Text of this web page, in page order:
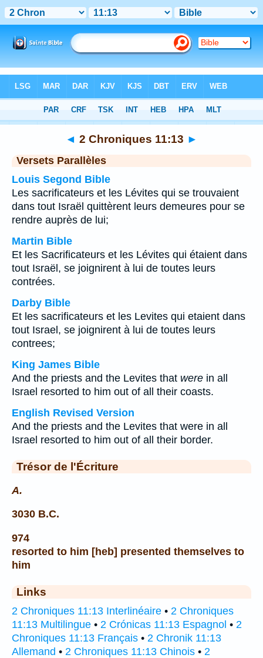
>Chapitre 11 > Verset 13
◄ 2 Chroniques 11:13 ►
Versets Parallèles
Louis Segond Bible
Les sacrificateurs et les Lévites qui se trouvaient
dans tout Israël quittèrent leurs demeures pour se
rendre auprès de lui;
Martin Bible
Et les Sacrificateurs et les Lévites qui étaient dans
tout Israël, se joignirent à lui de toutes leurs
contrées.
Darby Bible
Et les sacrificateurs et les Levites qui etaient dans
tout Israel, se joignirent à lui de toutes leurs
contrees;
King James Bible
And the priests and the Levites that were in all
Israel resorted to him out of all their coasts.
English Revised Version
And the priests and the Levites that were in all
Israel resorted to him out of all their border.
Trésor de l'Écriture
A.
3030 B.C.
974
resorted to him [heb] presented themselves to
him
Links
2 Chroniques 11:13 Interlinéaire • 2 Chroniques
11:13 Multilingue • 2 Crónicas 11:13 Espagnol • 2
Chroniques 11:13 Français • 2 Chronik 11:13
Allemand • 2 Chroniques 11:13 Chinois • 2